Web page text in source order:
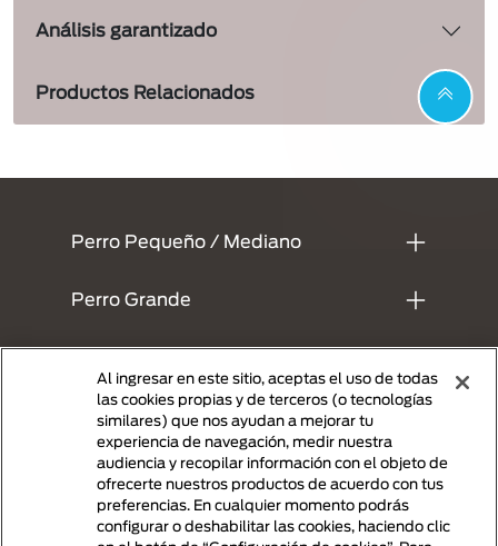
Análisis garantizado
Productos Relacionados
Perro Pequeño / Mediano
Perro Grande
Comprometidos con el planeta
Legales
Al ingresar en este sitio, aceptas el uso de todas
las cookies propias y de terceros (o tecnologías
similares) que nos ayudan a mejorar tu
experiencia de navegación, medir nuestra
audiencia y recopilar información con el objeto de
ofrecerte nuestros productos de acuerdo con tus
preferencias. En cualquier momento podrás
configurar o deshabilitar las cookies, haciendo clic